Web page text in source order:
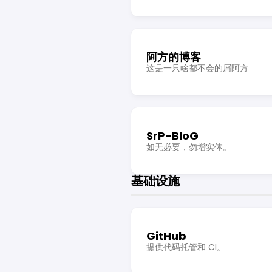
阿方的博客
这是一只啥都不会的屑阿方
SrP-BloG
如无必要，勿增实体。
基础设施
GitHub
提供代码托管和 CI。